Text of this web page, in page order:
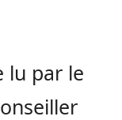
lu par le